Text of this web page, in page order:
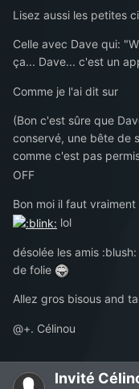
Lisez aussi les petites
Celle avec Dave qui:
ça... Dave... c'est un
Comme je l'ai dit sur
(Bon c'est sûre que
conservé, une bête de
comme c'est pas
OFF
Bon moi il faut
lol
désolée les amis
de folie
Allez gros bisous and
@+. Célinou
Invité